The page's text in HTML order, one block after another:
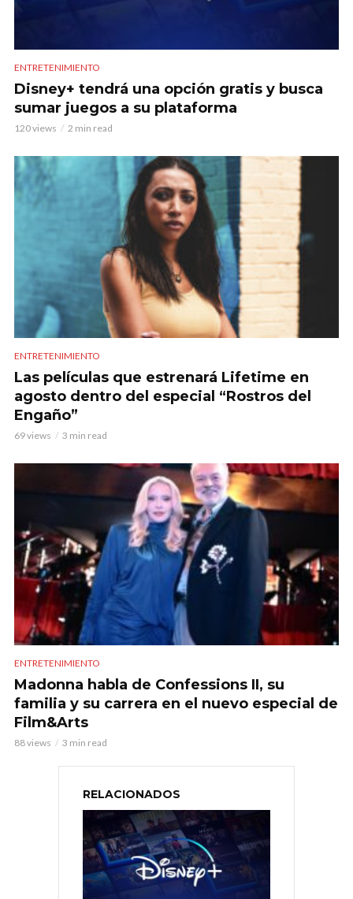
ENTRETENIMIENTO
Disney+ tendrá una opción gratis y busca
sumar juegos a su plataforma
120 views 2 min read
ENTRETENIMIENTO
Las películas que estrenará Lifetime en
agosto dentro del especial “Rostros del
Engaño”
69 views 3 min read
ENTRETENIMIENTO
Madonna habla de Confessions II, su
familia y su carrera en el nuevo especial de
Film&Arts
88 views 3 min read
RELACIONADOS